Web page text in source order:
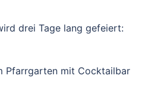
drei Tage lang gefeiert:
Pfarrgarten mit Cocktailbar